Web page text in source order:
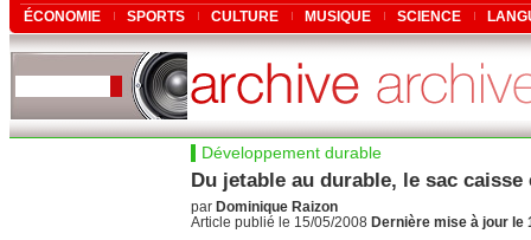
ÉCONOMIE SPORTS CULTURE MUSIQUE SCIENCE
Développement durable
Du jetable au durable, le sac caisse
par Dominique Raizon
Article publié le 15/05/2008 Dernière mise à jour le